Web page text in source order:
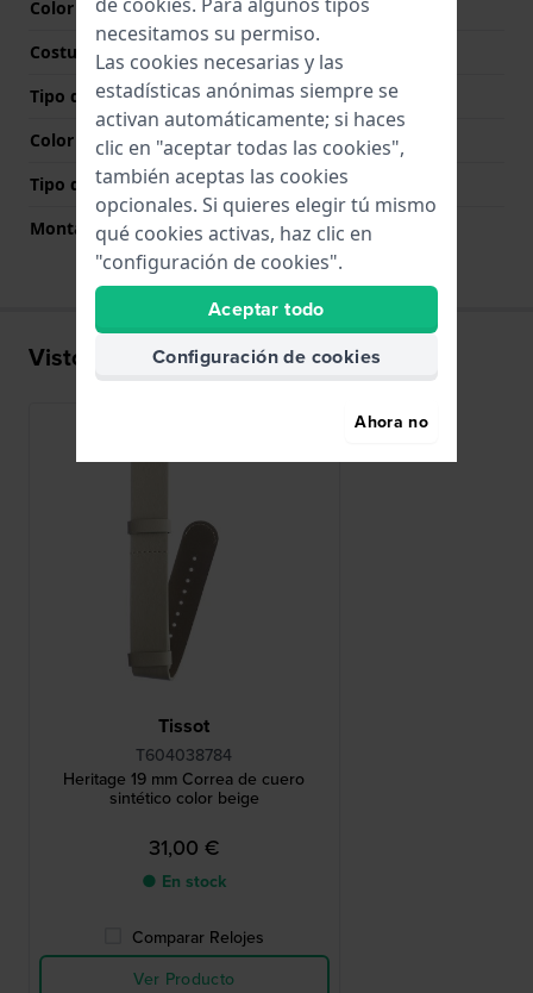
Color de correa
Beige
Costura de color
Beige
Tipo de cierre
Hebilla
Color del cierre
Plateado
Tipo de montaje
Pasadores de resorte
Montaje Recto
Si
Visto recientemente
Tissot
T604038784
Heritage 19 mm Correa de cuero
sintético color beige
31,00 €
● En stock
Comparar Relojes
Ver Producto
necesitamos su permiso.
Las cookies necesarias y las
estadísticas anónimas siempre se
activan automáticamente; si haces
clic en "aceptar todas las cookies",
también aceptas las cookies
opcionales. Si quieres elegir tú mismo
qué cookies activas, haz clic en
"configuración de cookies".
Aceptar todo
Configuración de cookies
Ahora no